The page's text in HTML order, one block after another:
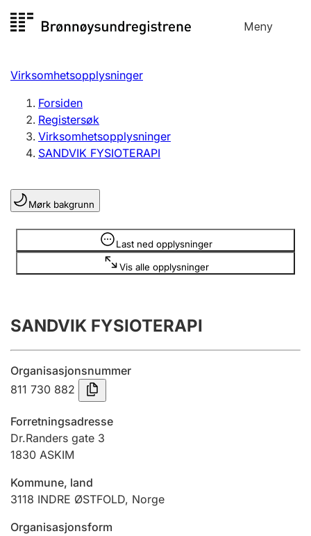
til
Meny
Registersøk
Aksjeselskap
Enkeltpersonforetak
Registrere, endre, slette
Lag og forening
Registrere, endre, slette
Innsending og forsinkelsesgebyr
Tinglysing
Jeger
Ektepaktveileder
Virksomhetsopplysninger
Forsiden
Registersøk
Virksomhetsopplysninger
SANDVIK FYSIOTERAPI
Mørk bakgrunn
Last ned opplysninger
Vis alle opplysninger
Opplysninger er skjult
SANDVIK FYSIOTERAPI
Organisasjonsnummer
811 730 882
Forretningsadresse
Dr.Randers gate 3
1830 ASKIM
Kommune, land
3118 INDRE ØSTFOLD, Norge
Organisasjonsform